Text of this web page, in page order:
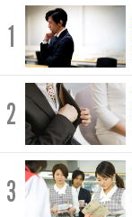
1
2
3